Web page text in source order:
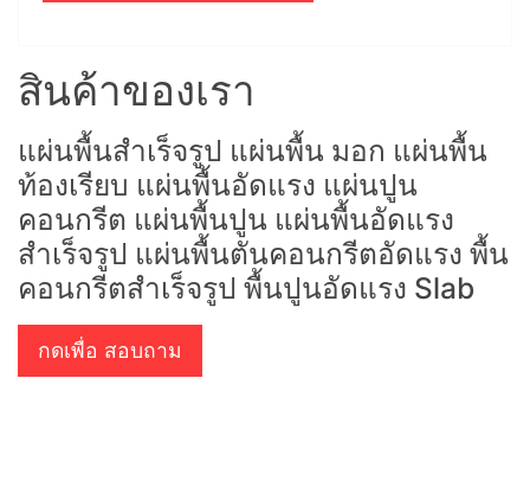
สินค้าของเรา
แผ่นพื้นสำเร็จรูป แผ่นพื้น มอก แผ่นพื้น
ท้องเรียบ แผ่นพื้นอัดแรง แผ่นปูน
คอนกรีต แผ่นพื้นปูน แผ่นพื้นอัดแรง
สำเร็จรูป แผ่นพื้นตันคอนกรีตอัดแรง พื้น
คอนกรีตสำเร็จรูป พื้นปูนอัดแรง Slab
กดเพื่อ สอบถาม